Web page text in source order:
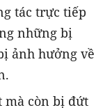
tác trực tiếp
những bị
ảnh hưởng về
mà còn bị đứt